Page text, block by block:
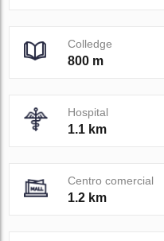
Colledge
800 m
Hospital
1.1 km
Centro comercial
1.2 km